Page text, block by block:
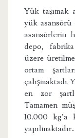
Yük taşımak
yük asansörü
asansörlerin
depo,
üzere
ortam
çalışmaktadı.
en zor
Tamamen
10.000 kg’a
yapılmaktadır..